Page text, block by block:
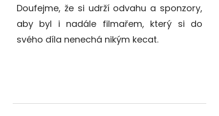
Doufejme, že si udrží odvahu a sponzory,
aby byl i nadále filmařem, který si do
svého díla nenechá nikým kecat.